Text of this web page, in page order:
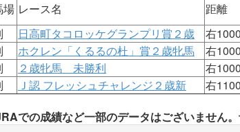
場 レース名 距離
日高町タコロッケグランプリ賞２歳 右1000
ホクレン「くるるの杜」賞２歳牝馬 右1000
２歳牝馬 未勝利 右1000
Ｊ認 フレッシュチャレンジ２歳新 右1100
での成績など一部のデータはございません。